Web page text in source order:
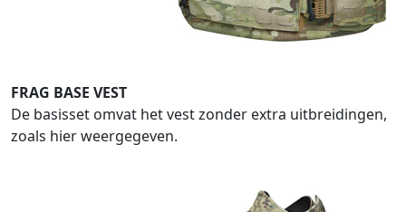
FRAG BASE VEST
De basisset omvat het vest zonder extra uitbreidingen,
zoals hier weergegeven.